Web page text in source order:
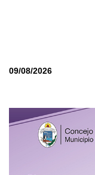
09/08/2026